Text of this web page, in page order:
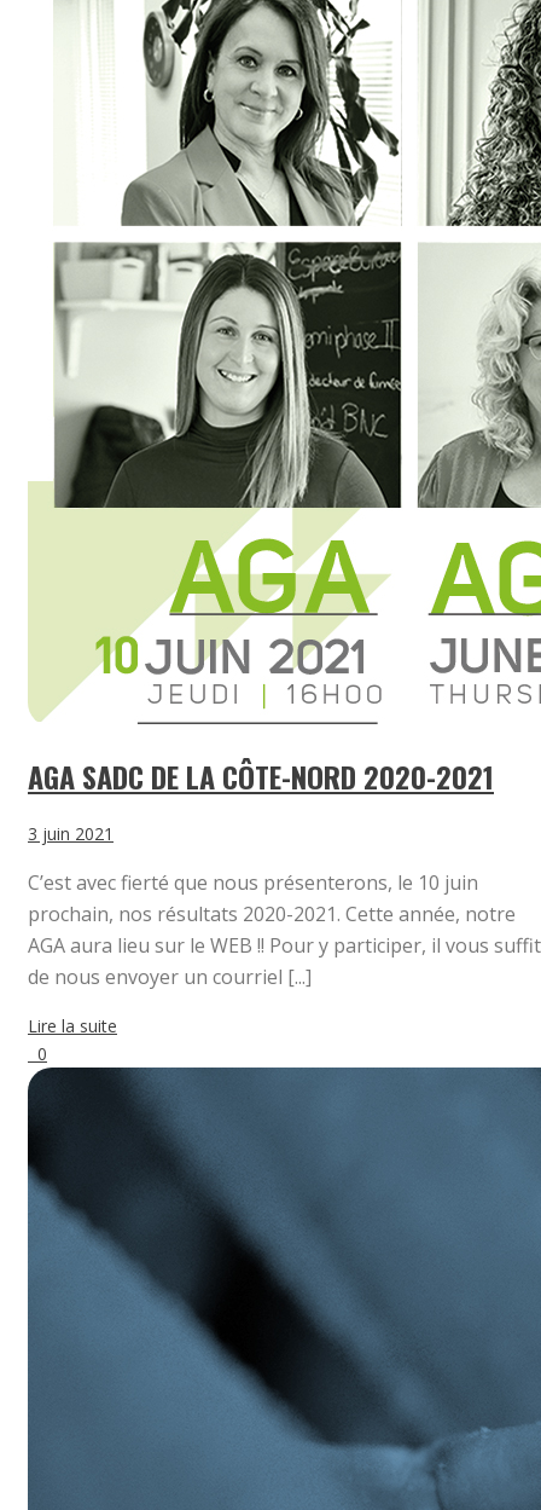
AGA SADC DE LA CÔTE-NORD 2020-2021
3 juin 2021
C’est avec fierté que nous présenterons, le 10 juin
prochain, nos résultats 2020-2021. Cette année, notre
AGA aura lieu sur le WEB !! Pour y participer, il vous suffit
de nous envoyer un courriel [...]
Lire la suite
0